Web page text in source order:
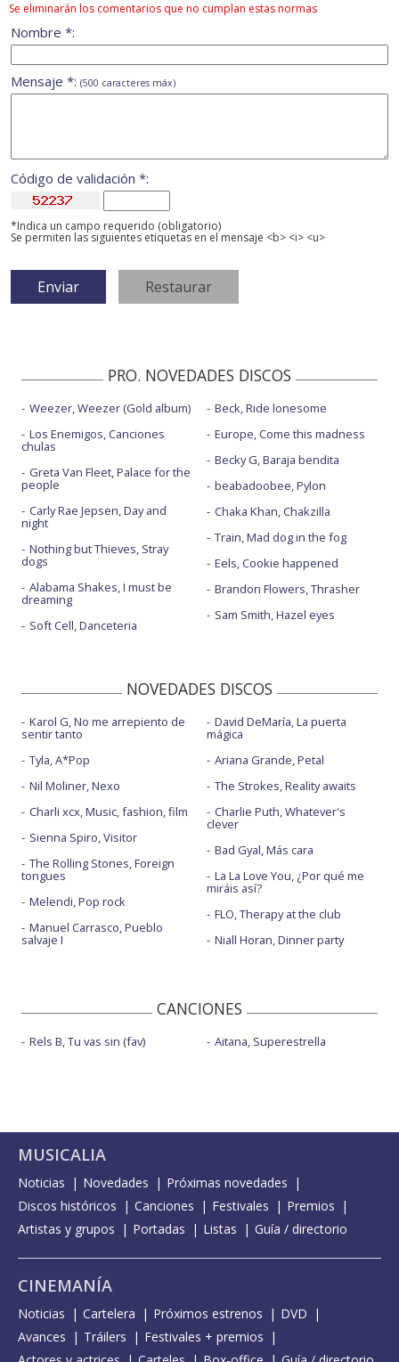
Se eliminarán los comentarios que no cumplan estas normas
Nombre *:
Mensaje *: (500 caracteres máx)
Código de validación *:
*Indica un campo requerido (obligatorio)
Se permiten las siguientes etiquetas en el mensaje <b> <i> <u>
PRO. NOVEDADES DISCOS
Weezer, Weezer (Gold album)
Los Enemigos, Canciones
chulas
Greta Van Fleet, Palace for the
people
Carly Rae Jepsen, Day and
night
Nothing but Thieves, Stray
dogs
Alabama Shakes, I must be
dreaming
Soft Cell, Danceteria
Beck, Ride lonesome
Europe, Come this madness
Becky G, Baraja bendita
beabadoobee, Pylon
Chaka Khan, Chakzilla
Train, Mad dog in the fog
Eels, Cookie happened
Brandon Flowers, Thrasher
Sam Smith, Hazel eyes
NOVEDADES DISCOS
Karol G, No me arrepiento de
sentir tanto
Tyla, A*Pop
Nil Moliner, Nexo
Charli xcx, Music, fashion, film
Sienna Spiro, Visitor
The Rolling Stones, Foreign
tongues
Melendi, Pop rock
Manuel Carrasco, Pueblo
salvaje I
David DeMaría, La puerta
mágica
Ariana Grande, Petal
The Strokes, Reality awaits
Charlie Puth, Whatever's
clever
Bad Gyal, Más cara
La La Love You, ¿Por qué me
miráis así?
FLO, Therapy at the club
Niall Horan, Dinner party
CANCIONES
Rels B, Tu vas sin (fav) Aitana, Superestrella
MUSICALIA
Noticias Novedades
Próximas novedades
Discos históricos
Canciones Festivales
Premios
Artistas y grupos
Portadas Listas Guía / directorio
CINEMANÍA
Noticias Cartelera Próximos estrenos
DVD
Avances
Tráilers
Festivales + premios